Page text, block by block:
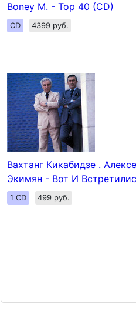
Boney M. - Top 40 (CD)
CD 4399 руб.
Вахтанг Кикабидзе .
Экимян - Вот И
1 CD 499 руб.